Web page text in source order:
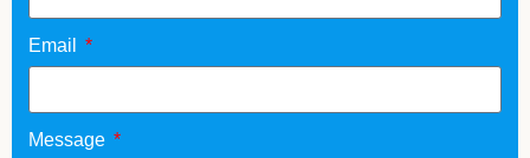
Email
Message